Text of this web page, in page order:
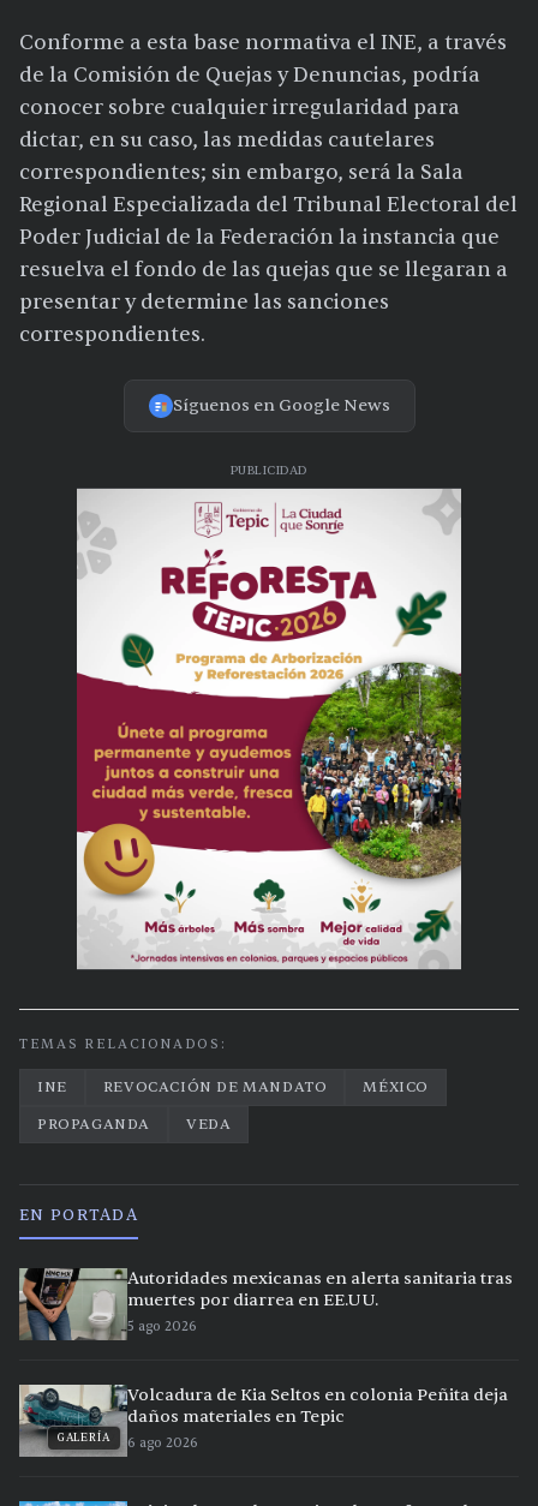
Conforme a esta base normativa el INE, a través
de la Comisión de Quejas y Denuncias, podría
conocer sobre cualquier irregularidad para
dictar, en su caso, las medidas cautelares
correspondientes; sin embargo, será la Sala
Regional Especializada del Tribunal Electoral del
Poder Judicial de la Federación la instancia que
resuelva el fondo de las quejas que se llegaran a
presentar y determine las sanciones
correspondientes.
Síguenos en Google News
PUBLICIDAD
TEMAS RELACIONADOS:
INE REVOCACIÓN DE MANDATO
MÉXICO
PROPAGANDA
VEDA
EN PORTADA
Autoridades mexicanas en alerta sanitaria tras
muertes por diarrea en EE.UU.
5 ago 2026
GALERÍA
Volcadura de Kia Seltos en colonia Peñita deja
daños materiales en Tepic
6 ago 2026